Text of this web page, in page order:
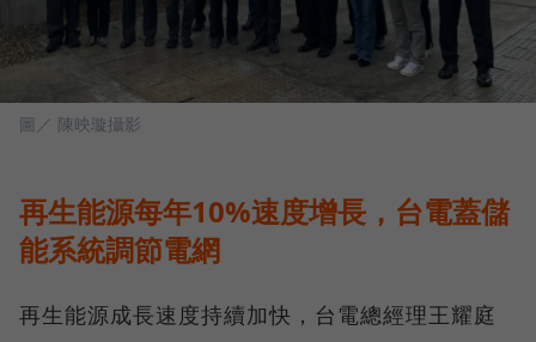
圖／ 陳映璇攝影
再生能源每年10%速度增長，台電蓋儲
能系統調節電網
再生能源成長速度持續加快，台電總經理王耀庭